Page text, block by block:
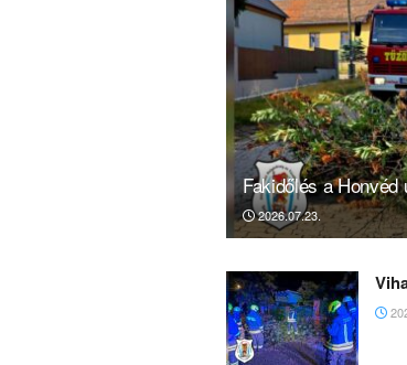
Fakidőlés a Honvéd
2026.07.23.